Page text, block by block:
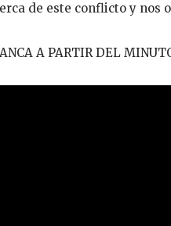
de este conflicto y nos
A PARTIR DEL